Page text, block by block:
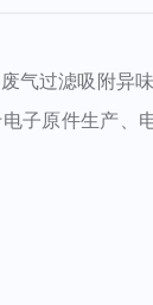
过滤吸附异
子原件生产、